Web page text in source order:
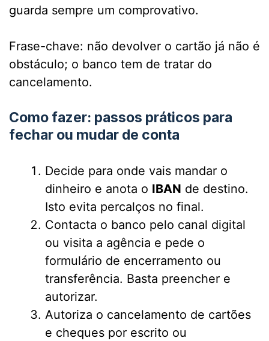
guarda sempre um comprovativo.
Frase-chave: não devolver o cartão já não é
obstáculo; o banco tem de tratar do
cancelamento.
Como fazer: passos práticos para
fechar ou mudar de conta
Decide para onde vais mandar o
dinheiro e anota o IBAN de destino.
Isto evita percalços no final.
Contacta o banco pelo canal digital
ou visita a agência e pede o
formulário de encerramento ou
transferência. Basta preencher e
autorizar.
Autoriza o cancelamento de cartões
e cheques por escrito ou